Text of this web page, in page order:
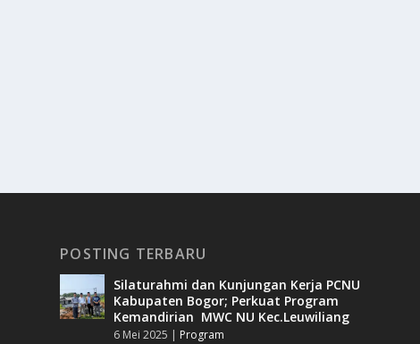
POSTING TERBARU
Silaturahmi dan Kunjungan Kerja PCNU
Kabupaten Bogor; Perkuat Program
Kemandirian MWC NU Kec.Leuwiliang
6 Mei 2025 | Program